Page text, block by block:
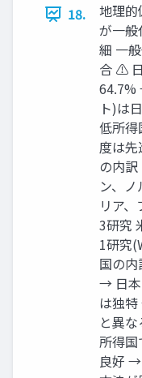
18.
地理的
が一般
細 一
合 ⚠
64.7%
ト)は
低所
度は先
の内
ン、
リア
3研究
1研究
国の
→ 日本
は独
と異
所得国
良好 →